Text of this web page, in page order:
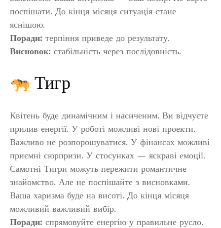
поспішати. До кінця місяця ситуація стане
яснішою.
Поради: терпіння приведе до результату.
Висновок: стабільність через послідовність.
Тигр
Квітень буде динамічним і насиченим. Ви відчуєте
прилив енергії. У роботі можливі нові проекти.
Важливо не розпорошуватися. У фінансах можливі
приємні сюрпризи. У стосунках — яскраві емоції.
Самотні Тигри можуть пережити романтичне
знайомство. Але не поспішайте з висновками.
Ваша харизма буде на висоті. До кінця місяця
можливий важливий вибір.
Поради: спрямовуйте енергію у правильне русло.